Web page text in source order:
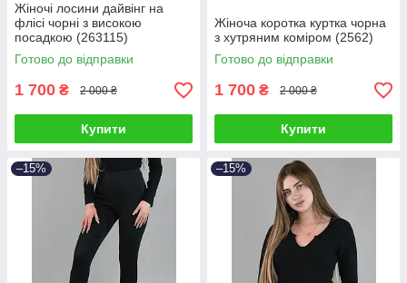
Жіночі лосини дайвінг на
флісі чорні з високою
посадкою (263115)
Готово до відправки
1 700 ₴ 2 000 ₴
Купити
Жіноча коротка куртка чорна
з хутряним коміром (2562)
Готово до відправки
1 700 ₴ 2 000 ₴
Купити
–15% –15%